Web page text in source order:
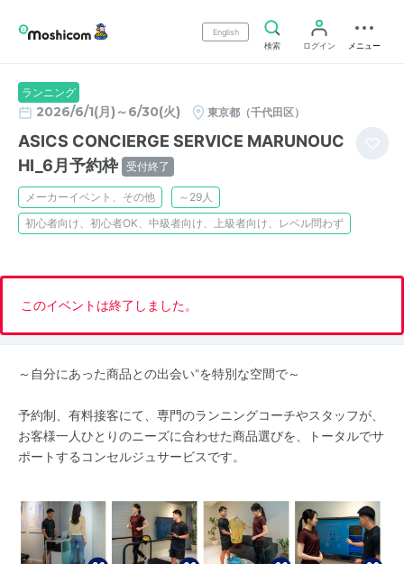
English
検索
ログイン メニュー
ランニング
2026/6/1(月)～6/30(火) 東京都（千代田区）
ASICS CONCIERGE SERVICE MARUNOUC
HI_6月予約枠 受付終了
メーカーイベント、その他
～29人
初心者向け、初心者OK、中級者向け、上級者向け、レベル問わず
このイベントは終了しました。
～自分にあった商品との出会い"を特別な空間で​～
予約制、有料接客にて、専門のランニングコーチやスタッフが、​
お客様一人ひとりのニーズに合わせた商品選びを、トータルでサ
ポートするコンセルジュサービスです。